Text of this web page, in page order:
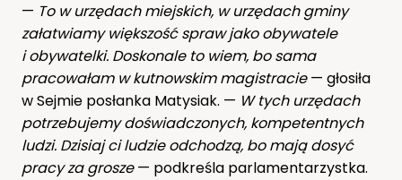
— To w urzędach miejskich, w urzędach gminy
załatwiamy większość spraw jako obywatele
i obywatelki. Doskonale to wiem, bo sama
pracowałam w kutnowskim magistracie— głosiła
w Sejmie posłanka Matysiak. — W tych urzędach
potrzebujemy doświadczonych, kompetentnych
ludzi. Dzisiaj ci ludzie odchodzą, bo mają dosyć
pracy za grosze— podkreśla parlamentarzystka.